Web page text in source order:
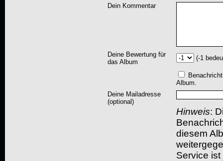
Dein Kommentar
Deine Bewertung für
das Album
(-1
Album.
Deine Mailadresse
(optional)
Hinweis:
diesem
Service